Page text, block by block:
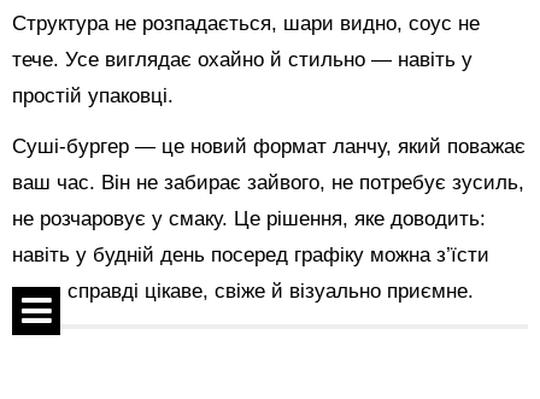
Структура не розпадається, шари видно, соус не
тече. Усе виглядає охайно й стильно — навіть у
простій упаковці.
Суші-бургер — це новий формат ланчу, який поважає
ваш час. Він не забирає зайвого, не потребує зусиль,
не розчаровує у смаку. Це рішення, яке доводить:
навіть у будній день посеред графіку можна з’їсти
щось справді цікаве, свіже й візуально приємне.